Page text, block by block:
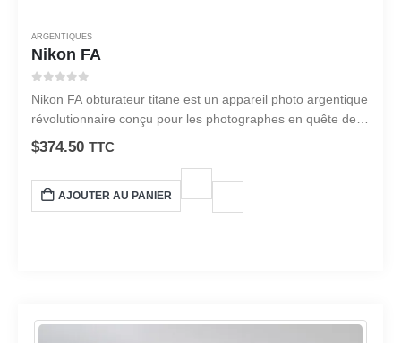
ARGENTIQUES
Nikon FA
Nikon FA obturateur titane est un appareil photo argentique
révolutionnaire conçu pour les photographes en quête de
précision et de polyvalence.
$374.50 TTC
AJOUTER AU PANIER